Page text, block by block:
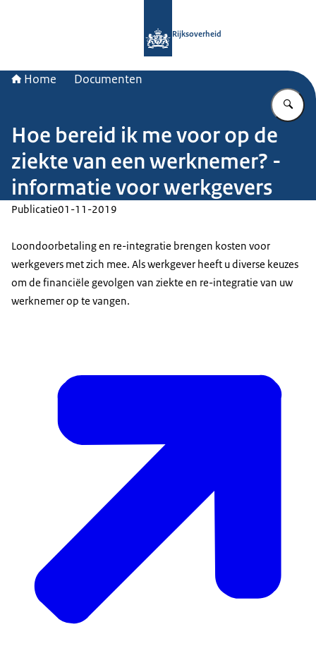
Rijksoverheid
Home Documenten
Hoe bereid ik me voor op de
ziekte van een werknemer? -
informatie voor werkgevers
Publicatie01-11-2019
Loondoorbetaling en re-integratie brengen kosten voor
werkgevers met zich mee. Als werkgever heeft u diverse keuzes
om de financiële gevolgen van ziekte en re-integratie van uw
werknemer op te vangen.